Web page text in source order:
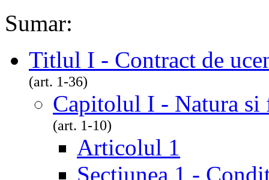
Sumar:
Titlul I - Contract de
(art. 1-36)
Capitolul I - Natura si
(art. 1-10)
Articolul 1
Secțiunea 1 -